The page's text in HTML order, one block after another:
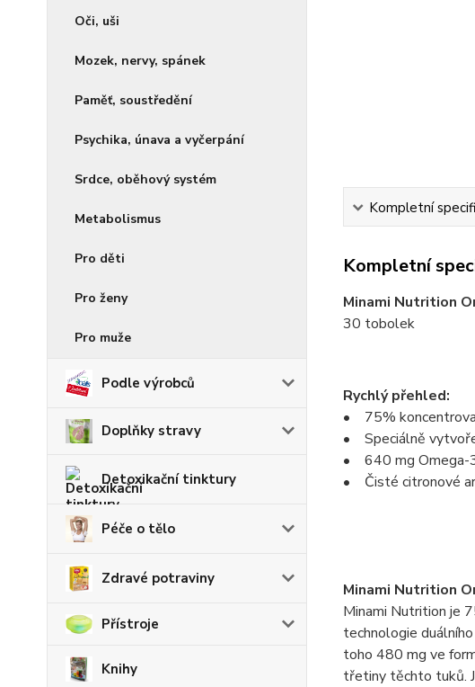
Oči, uši
Mozek, nervy, spánek
Paměť, soustředění
Psychika, únava a vyčerpání
Srdce, oběhový systém
Metabolismus
Pro děti
Pro ženy
Pro muže
Podle výrobců
Doplňky stravy
Detoxikační tinktury
Péče o tělo
Zdravé potraviny
Přístroje
Knihy
Kompletní
Kompletní
Minami Nutrition
30 tobolek
Rychlý přehled:
• 75%
• Speciálně
• 640 mg Omega-
• Čisté citronové
Minami Nutrition
Minami Nutrition je
technologie
toho 480 mg ve
třetiny těchto tuků.